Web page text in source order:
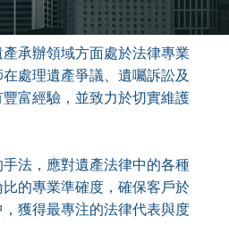
承辦領域方面處於法律專業
處理遺產爭議、遺囑訴訟及
富經驗，並致力於切實維護
法，應對遺產法律中的各種
的專業準確度，確保客戶於
獲得最專注的法律代表與度